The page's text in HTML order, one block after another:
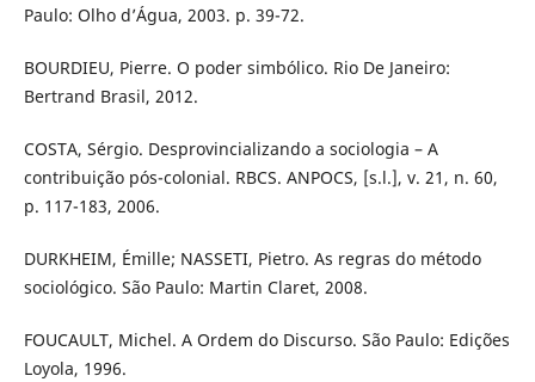
Paulo: Olho d’Água, 2003. p. 39-72.
BOURDIEU, Pierre. O poder simbólico. Rio De Janeiro:
Bertrand Brasil, 2012.
COSTA, Sérgio. Desprovincializando a sociologia – A
contribuição pós-colonial. RBCS. ANPOCS, [s.l.], v. 21, n. 60,
p. 117-183, 2006.
DURKHEIM, Émille; NASSETI, Pietro. As regras do método
sociológico. São Paulo: Martin Claret, 2008.
FOUCAULT, Michel. A Ordem do Discurso. São Paulo: Edições
Loyola, 1996.